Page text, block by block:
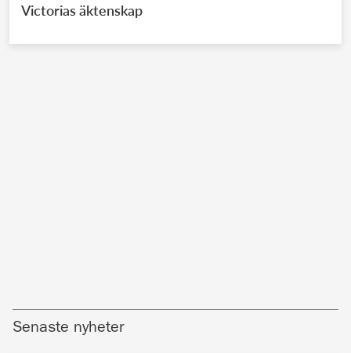
Victorias äktenskap
Senaste nyheter